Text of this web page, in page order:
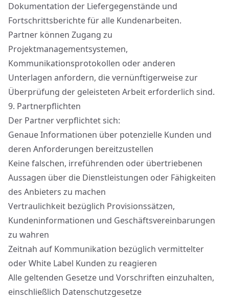
Dokumentation der Liefergegenstände und
Fortschrittsberichte für alle Kundenarbeiten.
Partner können Zugang zu
Projektmanagementsystemen,
Kommunikationsprotokollen oder anderen
Unterlagen anfordern, die vernünftigerweise zur
Überprüfung der geleisteten Arbeit erforderlich sind.
9. Partnerpflichten
Der Partner verpflichtet sich:
Genaue Informationen über potenzielle Kunden und
deren Anforderungen bereitzustellen
Keine falschen, irreführenden oder übertriebenen
Aussagen über die Dienstleistungen oder Fähigkeiten
des Anbieters zu machen
Vertraulichkeit bezüglich Provisionssätzen,
Kundeninformationen und Geschäftsvereinbarungen
zu wahren
Zeitnah auf Kommunikation bezüglich vermittelter
oder White Label Kunden zu reagieren
Alle geltenden Gesetze und Vorschriften einzuhalten,
einschließlich Datenschutzgesetze